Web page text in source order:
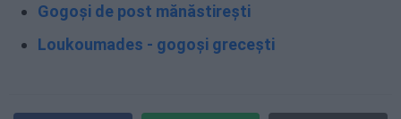
Gogoși de post mănăstirești
Loukoumades - gogoși grecești